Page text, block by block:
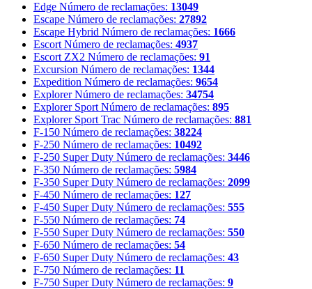
Edge Número de reclamações: 13049
Escape Número de reclamações: 27892
Escape Hybrid Número de reclamações: 1666
Escort Número de reclamações: 4937
Escort ZX2 Número de reclamações: 91
Excursion Número de reclamações: 1344
Expedition Número de reclamações: 9654
Explorer Número de reclamações: 34754
Explorer Sport Número de reclamações: 895
Explorer Sport Trac Número de reclamações: 881
F-150 Número de reclamações: 38224
F-250 Número de reclamações: 10492
F-250 Super Duty Número de reclamações: 3446
F-350 Número de reclamações: 5984
F-350 Super Duty Número de reclamações: 2099
F-450 Número de reclamações: 127
F-450 Super Duty Número de reclamações: 555
F-550 Número de reclamações: 74
F-550 Super Duty Número de reclamações: 550
F-650 Número de reclamações: 54
F-650 Super Duty Número de reclamações: 43
F-750 Número de reclamações: 11
F-750 Super Duty Número de reclamações: 9